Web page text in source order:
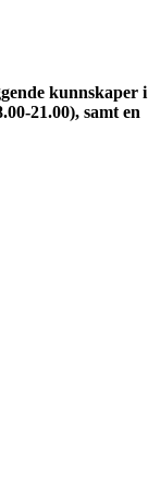
kunnskaper i
21.00), samt en